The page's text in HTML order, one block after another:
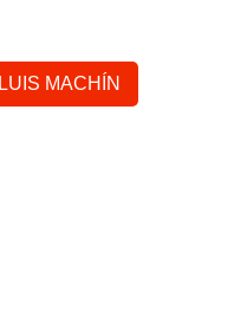
LUIS MACHÍN